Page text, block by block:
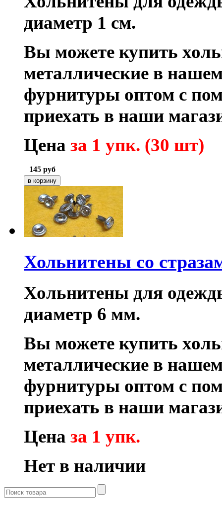
диаметр 1 см.
Вы можете купить
металлические в
фурнитуры оптом с
приехать в наши
Цена за 1 упк. (30 шт)
145 руб
Хольнитены со
Хольнитены для
диаметр 6 мм.
Вы можете купить
металлические в
фурнитуры оптом с
приехать в наши
Цена за 1 упк.
Нет в наличии